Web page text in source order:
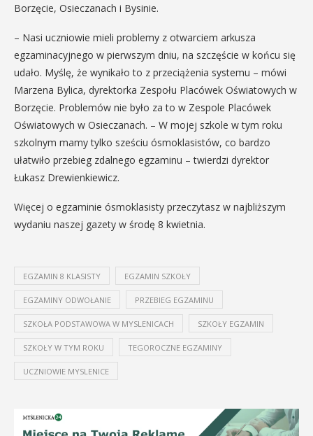
Borzęcie, Osieczanach i Bysinie.
– Nasi uczniowie mieli problemy z otwarciem arkusza
egzaminacyjnego w pierwszym dniu, na szczęście w końcu się
udało. Myślę, że wynikało to z przeciążenia systemu – mówi
Marzena Bylica, dyrektorka Zespołu Placówek Oświatowych w
Borzęcie. Problemów nie było za to w Zespole Placówek
Oświatowych w Osieczanach. – W mojej szkole w tym roku
szkolnym mamy tylko sześciu ósmoklasistów, co bardzo
ułatwiło przebieg zdalnego egzaminu – twierdzi dyrektor
Łukasz Drewienkiewicz.
Więcej o egzaminie ósmoklasisty przeczytasz w najbliższym
wydaniu naszej gazety w środę 8 kwietnia.
EGZAMIN 8 KLASISTY EGZAMIN SZKOŁY
EGZAMINY ODWOŁANIE PRZEBIEG EGZAMINU
SZKOŁA PODSTAWOWA W MYSLENICACH SZKOŁY EGZAMIN
SZKOŁY W TYM ROKU TEGOROCZNE EGZAMINY
UCZNIOWIE MYSLENICE